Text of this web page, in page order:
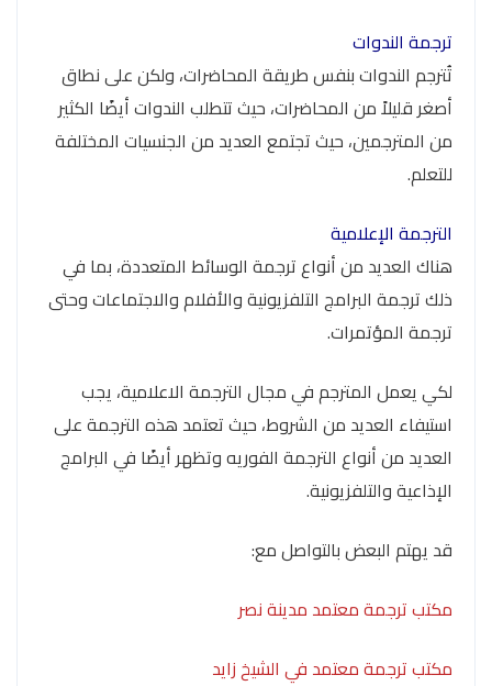
ترجمة الندوات
تُترجم الندوات بنفس طريقة المحاضرات، ولكن على نطاق
أصغر قليلاً من المحاضرات، حيث تتطلب الندوات أيضًا الكثير
من المترجمين، حيث تجتمع العديد من الجنسيات المختلفة
للتعلم.
الترجمة الإعلامية
هناك العديد من أنواع ترجمة الوسائط المتعددة، بما في
ذلك ترجمة البرامج التلفزيونية والأفلام والاجتماعات وحتى
ترجمة المؤتمرات.
لكي يعمل المترجم في مجال الترجمة الاعلامية، يجب
استيفاء العديد من الشروط، حيث تعتمد هذه الترجمة على
العديد من أنواع الترجمة الفوريه وتظهر أيضًا في البرامج
الإذاعية والتلفزيونية.
قد يهتم البعض بالتواصل مع:
مكتب ترجمة معتمد مدينة نصر
مكتب ترجمة معتمد في الشيخ زايد